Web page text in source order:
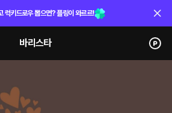
럭키드로우 뽑으면? 플링이 와르르!
바리스타